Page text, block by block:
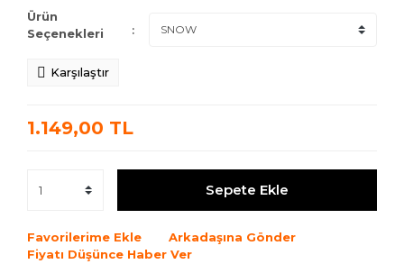
Ürün
Seçenekleri
Karşılaştır
1.149,00 TL
Sepete Ekle
Favorilerime Ekle
Arkadaşına Gönder
Fiyatı Düşünce Haber Ver